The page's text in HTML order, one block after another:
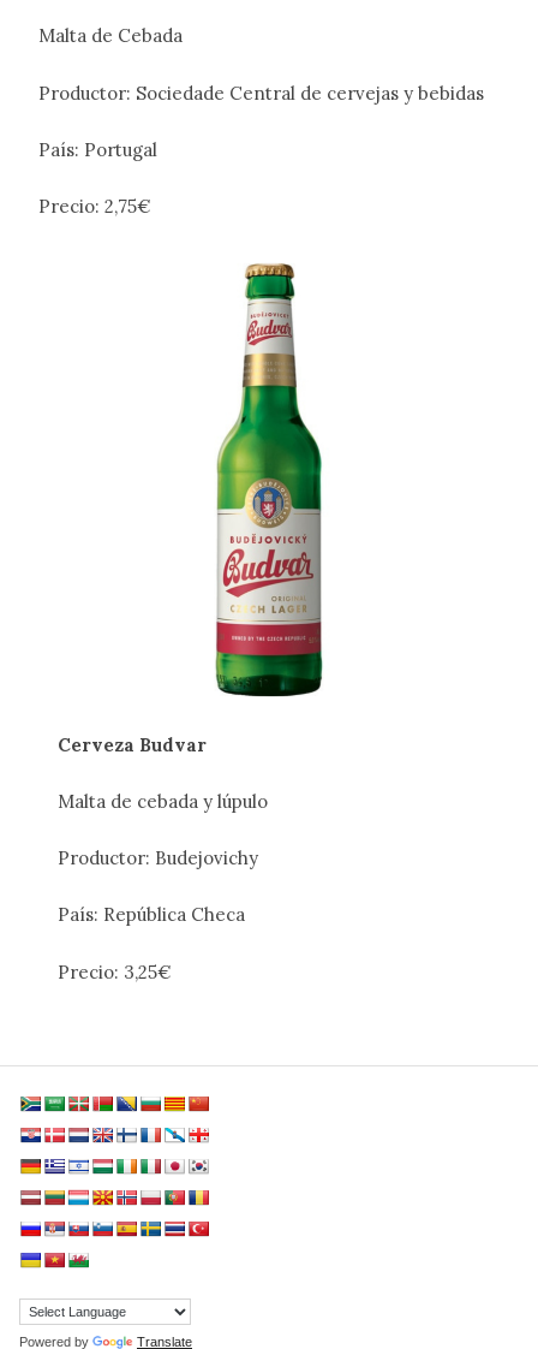
Malta de Cebada
Productor: Sociedade Central de cervejas y bebidas
País: Portugal
Precio: 2,75€
Cerveza Budvar
Malta de cebada y lúpulo
Productor: Budejovichy
País: República Checa
Precio: 3,25€
Powered by Translate